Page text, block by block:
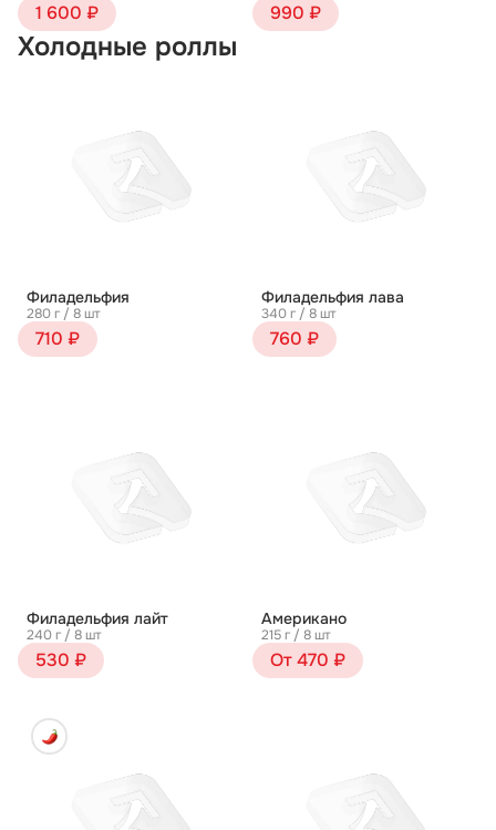
1 600 ₽ 990 ₽
Холодные роллы
Филадельфия
280 г / 8 шт
710 ₽
Филадельфия лава
340 г / 8 шт
760 ₽
Филадельфия лайт
240 г / 8 шт
530 ₽
Американо
215 г / 8 шт
От 470 ₽